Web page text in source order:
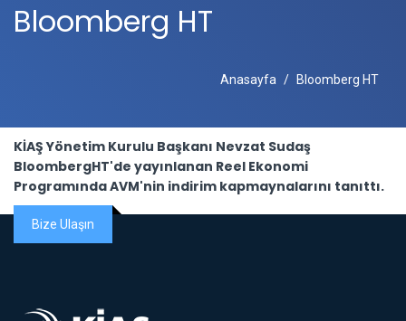
Bloomberg HT
Anasayfa Bloomberg HT
KİAŞ Yönetim Kurulu Başkanı Nevzat Sudaş
BloombergHT'de yayınlanan Reel Ekonomi
Programında AVM'nin indirim kapmaynalarını tanıttı.
Bize Ulaşın